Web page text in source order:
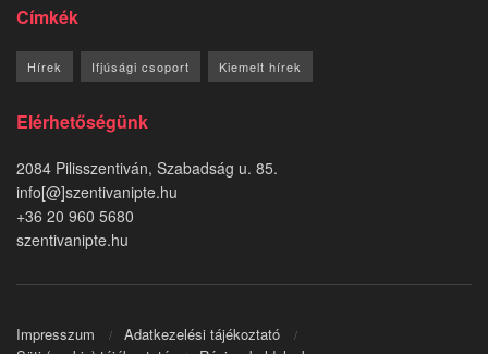
Címkék
Hírek Ifjúsági csoport Kiemelt hírek
Elérhetőségünk
2084 Pilisszentiván, Szabadság u. 85.
info[@]szentivanipte.hu
+36 20 960 5680
szentivanipte.hu
Impresszum
Adatkezelési tájékoztató